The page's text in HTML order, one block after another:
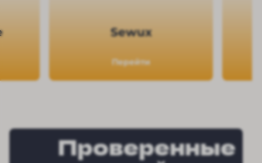
Sewux
Перейти
Проверенные